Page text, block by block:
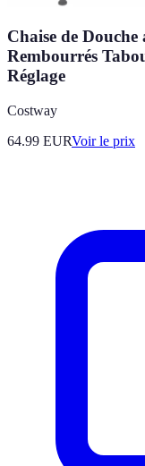
Chaise de Douche
Rembourrés
Réglage
Costway
64.99 EURVoir le prix